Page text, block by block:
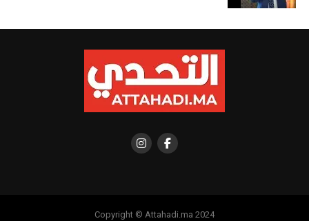
Copyright © Attahadi.ma 2024